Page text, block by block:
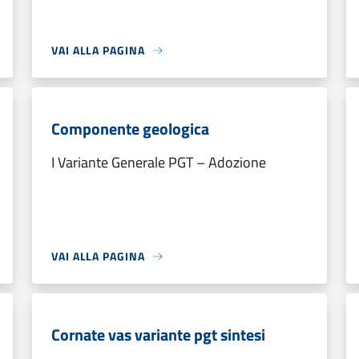
VAI ALLA PAGINA
Componente geologica
I Variante Generale PGT – Adozione
VAI ALLA PAGINA
Cornate vas variante pgt sintesi